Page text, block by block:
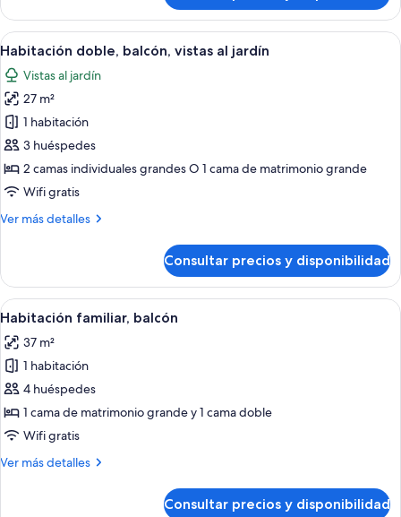
estándar
doble,
balcón
Abrir
todas
las
fotos
de
Habitación
doble,
balcón,
al
Habitación de hotel con cama,
3
Habitación doble, balcón, vistas al jardín
Vistas al jardín
27 m²
1 habitación
3 huéspedes
2 camas individuales grandes O 1 cama de matrimonio grande
Wifi gratis
Ver más detalles
Más
doble,
balcón,
vistas
jardín
Consultar precios y disponibilidad
Abrir
todas
las
fotos
de
Habitación
familiar,
Habitación de hotel con cama,
3
Habitación familiar, balcón
37 m²
1 habitación
4 huéspedes
1 cama de matrimonio grande y 1 cama doble
Wifi gratis
Ver más detalles
Más
Consultar precios y disponibilidad